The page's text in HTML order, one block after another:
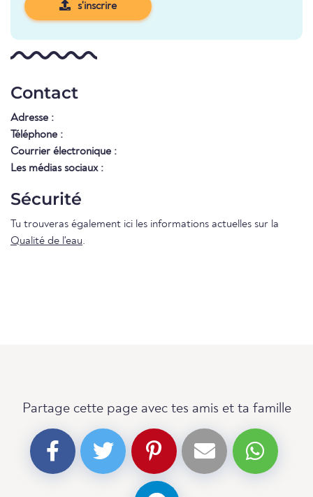
s'inscrire
Contact
Adresse :
Téléphone :
Courrier électronique :
Les médias sociaux :
Sécurité
Tu trouveras également ici les informations actuelles sur la
Qualité de l'eau.
Partage cette page avec tes amis et ta famille